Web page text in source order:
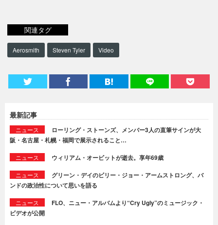
関連タグ
Aerosmith Steven Tyler Video
最新記事
ニュース
ローリング・ストーンズ、メンバー3人の直筆サインが大
阪・名古屋・札幌・福岡で展示されること…
ニュース ウィリアム・オービットが逝去。享年69歳
ニュース
グリーン・デイのビリー・ジョー・アームストロング、バ
ンドの政治性について思いを語る
ニュース
FLO、ニュー・アルバムより“Cry Ugly”のミュージック・
ビデオが公開